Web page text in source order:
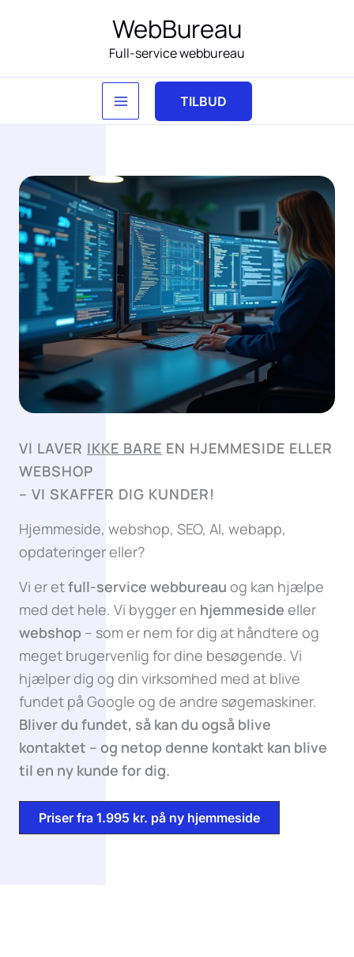
WebBureau
Full-service webbureau
TILBUD
VI LAVER IKKE BARE EN HJEMMESIDE ELLER
WEBSHOP
– VI SKAFFER DIG KUNDER!
Hjemmeside, webshop, SEO, AI, webapp,
opdateringer eller?
Vi er etfull-service webbureau og kan hjælpe
med det hele. Vi bygger en hjemmeside eller
webshop – som er nem for dig at håndtere og
meget brugervenlig for dine besøgende. Vi
hjælper dig og din virksomhed med at blive
fundet på Google og de andre søgemaskiner.
Bliver du fundet, så kan du også blive
kontaktet – og netop denne kontakt kan blive
til en ny kunde for dig.
Priser fra 1.995 kr. på ny hjemmeside